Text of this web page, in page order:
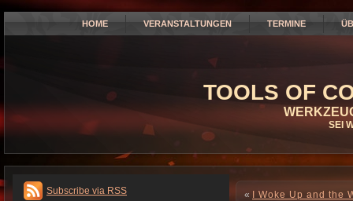
HOME VERANSTALTUNGEN TERMINE
TOOLS OF
SEI
Subscribe via RSS « I Woke Up and the